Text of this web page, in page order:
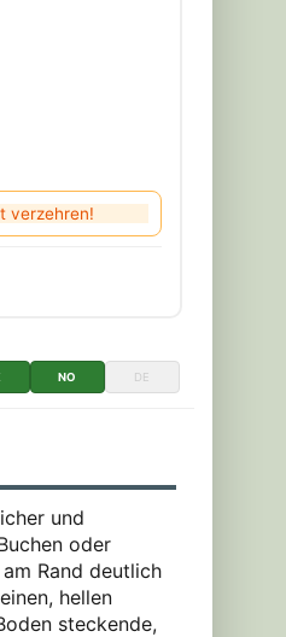
verzehren!
NO DE
und
oder
Rand deutlich
hellen
steckende,